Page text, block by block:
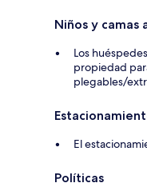
Niños y camas
Los
propiedad
plegables/
El
Políticas